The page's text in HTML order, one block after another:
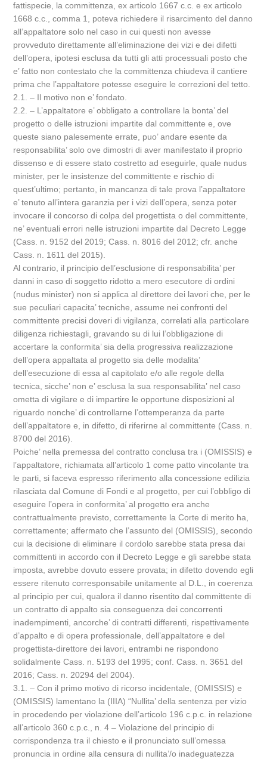
fattispecie, la committenza, ex articolo 1667 c.c. e ex articolo
1668 c.c., comma 1, poteva richiedere il risarcimento del danno
all’appaltatore solo nel caso in cui questi non avesse
provveduto direttamente all’eliminazione dei vizi e dei difetti
dell’opera, ipotesi esclusa da tutti gli atti processuali posto che
e’ fatto non contestato che la committenza chiudeva il cantiere
prima che l’appaltatore potesse eseguire le correzioni del tetto.
2.1. – Il motivo non e’ fondato.
2.2. – L’appaltatore e’ obbligato a controllare la bonta’ del
progetto o delle istruzioni impartite dal committente e, ove
queste siano palesemente errate, puo’ andare esente da
responsabilita’ solo ove dimostri di aver manifestato il proprio
dissenso e di essere stato costretto ad eseguirle, quale nudus
minister, per le insistenze del committente e rischio di
quest’ultimo; pertanto, in mancanza di tale prova l’appaltatore
e’ tenuto all’intera garanzia per i vizi dell’opera, senza poter
invocare il concorso di colpa del progettista o del committente,
ne’ eventuali errori nelle istruzioni impartite dal Decreto Legge
(Cass. n. 9152 del 2019; Cass. n. 8016 del 2012; cfr. anche
Cass. n. 1611 del 2015).
Al contrario, il principio dell’esclusione di responsabilita’ per
danni in caso di soggetto ridotto a mero esecutore di ordini
(nudus minister) non si applica al direttore dei lavori che, per le
sue peculiari capacita’ tecniche, assume nei confronti del
committente precisi doveri di vigilanza, correlati alla particolare
diligenza richiestagli, gravando su di lui l’obbligazione di
accertare la conformita’ sia della progressiva realizzazione
dell’opera appaltata al progetto sia delle modalita’
dell’esecuzione di essa al capitolato e/o alle regole della
tecnica, sicche’ non e’ esclusa la sua responsabilita’ nel caso
ometta di vigilare e di impartire le opportune disposizioni al
riguardo nonche’ di controllarne l’ottemperanza da parte
dell’appaltatore e, in difetto, di riferirne al committente (Cass. n.
8700 del 2016).
Poiche’ nella premessa del contratto conclusa tra i (OMISSIS) e
l’appaltatore, richiamata all’articolo 1 come patto vincolante tra
le parti, si faceva espresso riferimento alla concessione edilizia
rilasciata dal Comune di Fondi e al progetto, per cui l’obbligo di
eseguire l’opera in conformita’ al progetto era anche
contrattualmente previsto, correttamente la Corte di merito ha,
correttamente; affermato che l’assunto del (OMISSIS), secondo
cui la decisione di eliminare il cordolo sarebbe stata presa dai
committenti in accordo con il Decreto Legge e gli sarebbe stata
imposta, avrebbe dovuto essere provata; in difetto dovendo egli
essere ritenuto corresponsabile unitamente al D.L., in coerenza
al principio per cui, qualora il danno risentito dal committente di
un contratto di appalto sia conseguenza dei concorrenti
inadempimenti, ancorche’ di contratti differenti, rispettivamente
d’appalto e di opera professionale, dell’appaltatore e del
progettista-direttore dei lavori, entrambi ne rispondono
solidalmente Cass. n. 5193 del 1995; conf. Cass. n. 3651 del
2016; Cass. n. 20294 del 2004).
3.1. – Con il primo motivo di ricorso incidentale, (OMISSIS) e
(OMISSIS) lamentano la (IIIA) “Nullita’ della sentenza per vizio
in procedendo per violazione dell’articolo 196 c.p.c. in relazione
all’articolo 360 c.p.c., n. 4 – Violazione del principio di
corrispondenza tra il chiesto e il pronunciato sull’omessa
pronuncia in ordine alla censura di nullita’/o inadeguatezza